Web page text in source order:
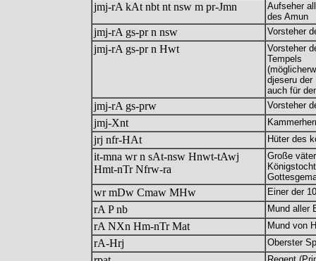
jmj-rA kAt nbt nt nsw m pr-Jmn
Aufseher
des Amun
jmj-rA gs-pr n nsw Vorsteher
jmj-rA gs-pr n Hwt
Vorsteher
Tempels
djeseru der
auch für
jmj-rA gs-prw Vorsteher
jmj-Xnt
jrj nfr-HAt Hüter des
it-mna wr n sAt-nsw Hnwt-tAwj
Hmt-nTr Nfrw-ra
Große
wr mDw Cmaw MHw Einer der
rA P nb Mund aller
rA NXn Hm-nTr Mat Mund von
rA-Hrj Oberster